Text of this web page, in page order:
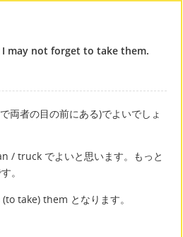
may not forget to take them.
者の目の前にある)でよいでしょ
/ truck でよいと思います。もっと
。
take) them となります。